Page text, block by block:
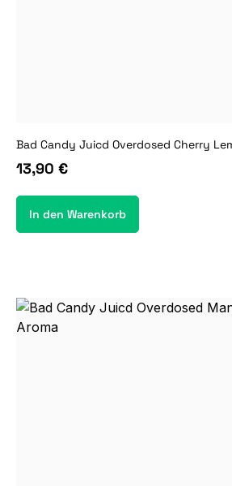
Bad Candy Juicd Overdosed Cherry
13,90 €
In den Warenkorb